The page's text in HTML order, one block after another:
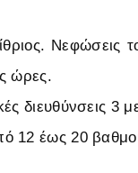
Νεφώσεις
ώρες.
διευθύνσεις 3
12 έως 20